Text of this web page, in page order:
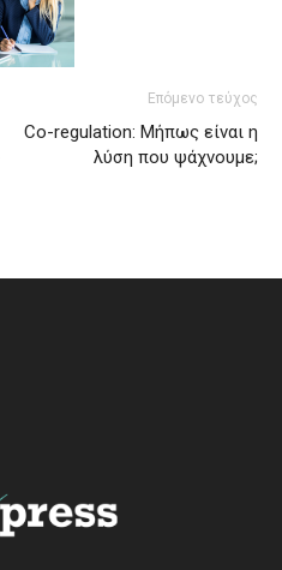
Επόμενο τεύχος
Co-regulation: Μήπως είναι η
λύση που ψάχνουμε;